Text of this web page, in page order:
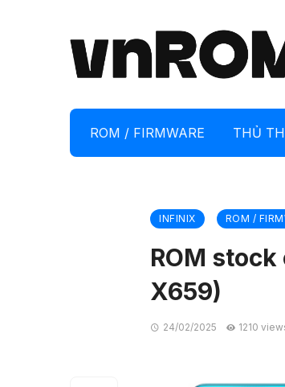
ROM / FIRMWARE THỦ
INFINIX ROM /
ROM
X659)
24/02/2025 1210